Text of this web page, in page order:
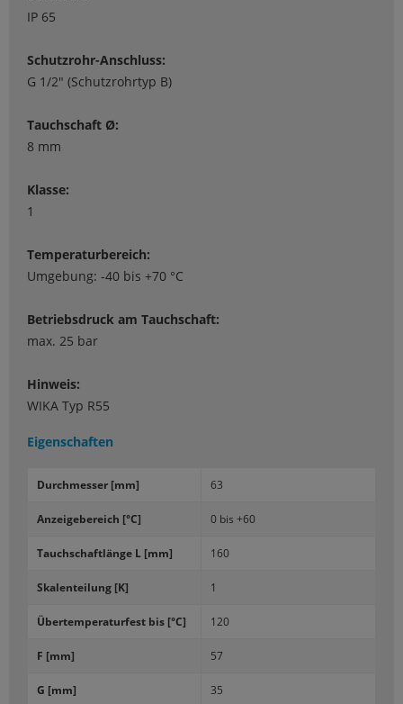
IP 65
Schutzrohr-Anschluss:
G 1/2" (Schutzrohrtyp B)
Tauchschaft Ø:
8 mm
Klasse:
1
Temperaturbereich:
Umgebung: -40 bis +70 °C
Betriebsdruck am Tauchschaft:
max. 25 bar
Hinweis:
WIKA Typ R55
Eigenschaften
Durch­mes­ser [mm] 63
An­zei­ge­be­reich [°C] 0 bis +60
Tauch­schaft­län­ge L [mm] 160
Ska­len­tei­lung [K] 1
Über­tem­pe­ra­tur­fest bis [°C] 120
F [mm] 57
G [mm] 35